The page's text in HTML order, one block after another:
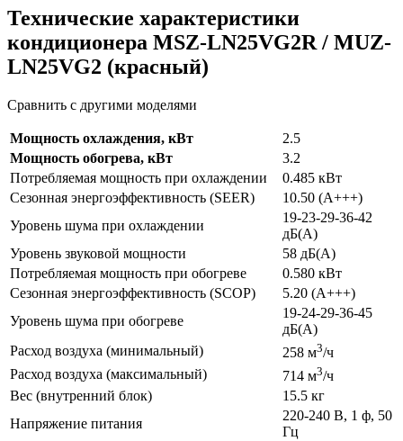
Технические характеристики
кондиционера MSZ-LN25VG2R / MUZ-
LN25VG2 (красный)
Сравнить с другими моделями
Мощность охлаждения, кВт
2.5
Мощность обогрева, кВт
3.2
Потребляемая мощность при охлаждении
0.485 кВт
Сезонная энергоэффективность (SEER)
10.50 (A+++)
Уровень шума при охлаждении
19-23-29-36-42
дБ(А)
Уровень звуковой мощности
58 дБ(А)
Потребляемая мощность при обогреве
0.580 кВт
Сезонная энергоэффективность (SCOP)
5.20 (A+++)
Уровень шума при обогреве
19-24-29-36-45
дБ(А)
Расход воздуха (минимальный)
258 м3/ч
Расход воздуха (максимальный)
714 м3/ч
Вес (внутренний блок)
15.5 кг
Напряжение питания
220-240 В, 1 ф, 50
Гц